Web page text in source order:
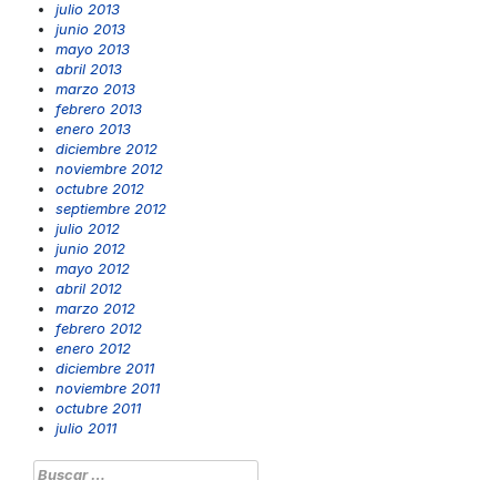
julio 2013
junio 2013
mayo 2013
abril 2013
marzo 2013
febrero 2013
enero 2013
diciembre 2012
noviembre 2012
octubre 2012
septiembre 2012
julio 2012
junio 2012
mayo 2012
abril 2012
marzo 2012
febrero 2012
enero 2012
diciembre 2011
noviembre 2011
octubre 2011
julio 2011
Buscar: